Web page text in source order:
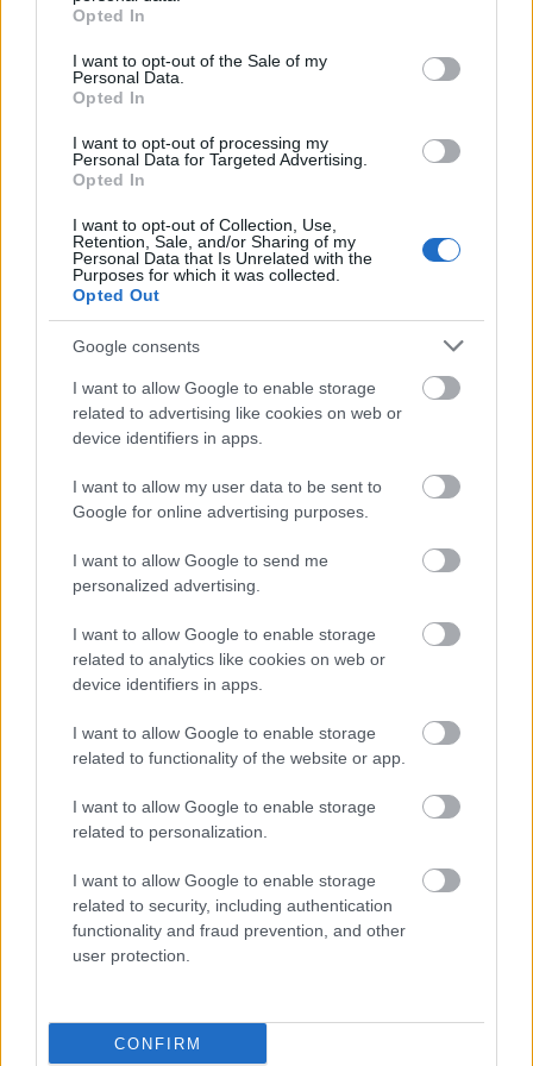
use your data for below specified purposes in below Google
consent section.
Opted In
I want to opt-out of the Sale of my
Personal Data.
Opted In
I want to opt-out of processing my
Personal Data for Targeted Advertising.
Opted In
I want to opt-out of Collection, Use,
Retention, Sale, and/or Sharing of my
Personal Data that Is Unrelated with the
Purposes for which it was collected.
Opted Out
Google consents
I want to allow Google to enable storage
related to advertising like cookies on web or
device identifiers in apps.
I want to allow my user data to be sent to
Google for online advertising purposes.
I want to allow Google to send me
personalized advertising.
I want to allow Google to enable storage
related to analytics like cookies on web or
device identifiers in apps.
I want to allow Google to enable storage
related to functionality of the website or app.
I want to allow Google to enable storage
related to personalization.
I want to allow Google to enable storage
related to security, including authentication
functionality and fraud prevention, and other
user protection.
CONFIRM
15 éve
"Ha megvonja az egészséges környezethez való jogot
egy "népnemzeti" kormány, az hazaárulás?" - 5 évvel
elutasíttatni azokat a megszorításokat, amelyeknél
aztán durvábbakat vagyunk kénytelenek csupán
hazaárulás, meg a végsőkig a legnagyobb gőgben
autoriter törekvéseink mellett kardoskodni, ezzel
lejáratni az országot a világ olyan országai előtt,
akiknek nem falusi vályogházban volt
gyerekszobája, és a polgári létet nem a koleszban
tették magukévá, ez sem hazaárulás, tudod mi a
hazaárulás? A benzin adóját nem csökkenteni akkor
és annyival, amennyivel mi mondjuk, na az a
hazaárulás. Még durvább benzinárnál hozzá sem
hazaárulás. Játszani a szavakkal és tömegével
hülyének nézni a saját népedet, az nem hazaárulás.
nyerészkedésből feketézni járnak ide, meg
egyáltalán egy fillérrel nem szállnak be az ország
működtetésébe, sőt most már azok gyereke után is
szavazati jogot adni az anyának, mert ugye kétféle
magyar állampolgár nincsen, na az nem hazaárulás.
Fidesznek és fideszesnek lenni nem hazaárulás,
minden másnak hazaárulás. Hülye debilis
fideszszavazónak lenni nem hazaárulás,
gondolkodni hazaárulás.
midnight coder
15 éve
@Ezt elkúrtad Gonosz Törpe: Talán mert nincs
rajtad kívül még 15 ezer olyan hülye aki azt hiszi